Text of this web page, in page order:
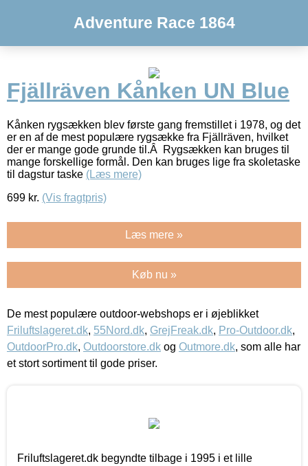
Adventure Race 1864
Fjällräven Kånken UN Blue
Kånken rygsækken blev første gang fremstillet i 1978, og det
er en af de mest populære rygsække fra Fjällräven, hvilket
der er mange gode grunde til.Â Rygsækken kan bruges til
mange forskellige formål. Den kan bruges lige fra skoletaske
til dagstur taske (Læs mere)
699 kr. (Vis fragtpris)
Læs mere »
Køb nu »
De mest populære outdoor-webshops er i øjeblikket
Friluftslageret.dk, 55Nord.dk, GrejFreak.dk, Pro-Outdoor.dk,
OutdoorPro.dk, Outdoorstore.dk og Outmore.dk, som alle har
et stort sortiment til gode priser.
Friluftslageret.dk begyndte tilbage i 1995 i et lille